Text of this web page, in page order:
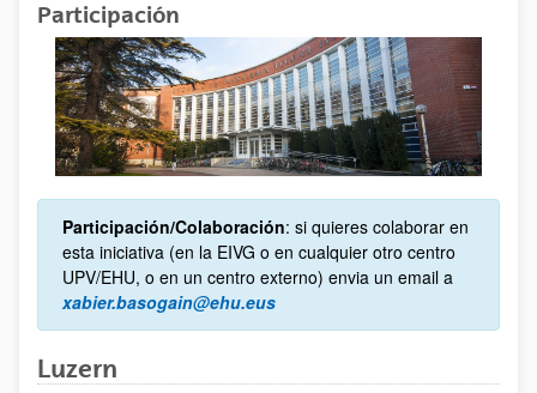
Participación
Participación/Colaboración: si quieres colaborar en
esta iniciativa (en la EIVG o en cualquier otro centro
UPV/EHU, o en un centro externo) envia un email a
xabier.basogain@ehu.eus
Luzern